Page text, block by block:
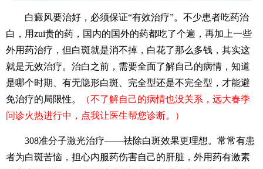
白癜风要治好，必须保证“有效治疗”。不少患者吃药治
白，用zui贵的药，国内的国外的药都吃了个遍，再加上一些
外用药治疗，但白斑就是消不掉，白花了那么多钱，其实这
就是无效治疗。治白之前，需要全面了解自己的病情，知道
是哪个时期、有无隐形白斑、完全型还是不完全型，才能避
免治疗的局限性。
（不了解自己的病情也没关系，远大春季
问诊火热进行中，点我让医生帮您诊断。）
308准分子激光治疗——祛除白斑效果更理想。常常有患
者为白斑苦恼，担心内服药伤害自己的肝脏，外用药有激素